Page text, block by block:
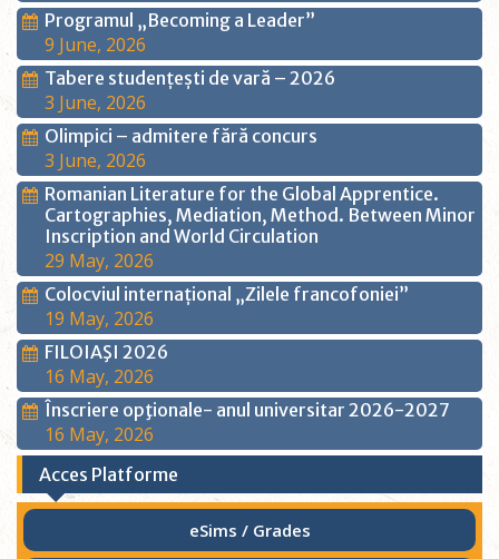
Programul „Becoming a Leader”
9 June, 2026
Tabere studențești de vară – 2026
3 June, 2026
Olimpici – admitere fără concurs
3 June, 2026
Romanian Literature for the Global Apprentice.
Cartographies, Mediation, Method. Between Minor
Inscription and World Circulation
29 May, 2026
Colocviul internațional „Zilele francofoniei”
19 May, 2026
FILOIAŞI 2026
16 May, 2026
Înscriere opţionale- anul universitar 2026-2027
16 May, 2026
Acces Platforme
eSims / Grades